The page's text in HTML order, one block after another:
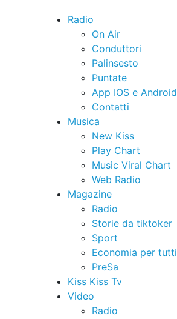
Radio
On Air
Conduttori
Palinsesto
Puntate
App IOS e Android
Contatti
Musica
New Kiss
Play Chart
Music Viral Chart
Web Radio
Magazine
Radio
Storie da tiktoker
Sport
Economia per tutti
PreSa
Kiss Kiss Tv
Video
Radio